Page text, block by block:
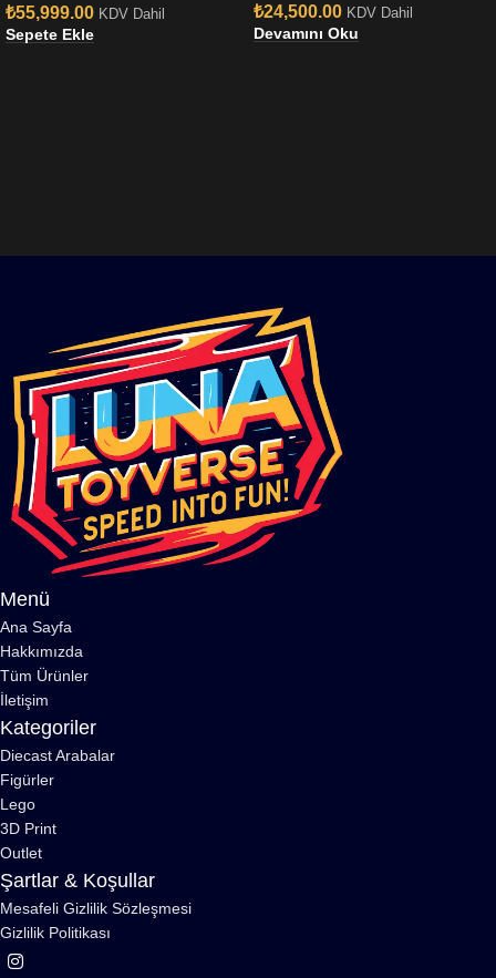
₺55,999.00 KDV Dahil
Sepete Ekle
₺24,500.00 KDV Dahil
Devamını Oku
Menü
Ana Sayfa
Hakkımızda
Tüm Ürünler
İletişim
Kategoriler
Diecast Arabalar
Figürler
Lego
3D Print
Outlet
Şartlar & Koşullar
Mesafeli Gizlilik Sözleşmesi
Gizlilik Politikası